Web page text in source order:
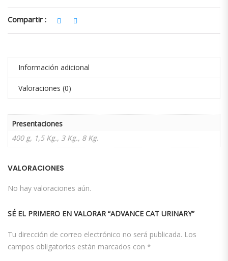
Compartir :
Información adicional
Valoraciones (0)
Presentaciones
400 g, 1,5 Kg., 3 Kg., 8 Kg.
VALORACIONES
No hay valoraciones aún.
SÉ EL PRIMERO EN VALORAR “ADVANCE CAT URINARY”
Tu dirección de correo electrónico no será publicada. Los
campos obligatorios están marcados con *